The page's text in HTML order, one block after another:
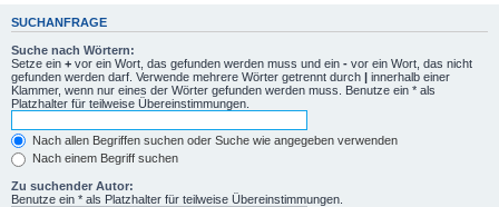
SUCHANFRAGE
Suche nach Wörtern:
Setze ein + vor ein Wort, das gefunden werden muss und ein - vor ein Wort, das nicht
gefunden werden darf. Verwende mehrere Wörter getrennt durch | innerhalb einer
Klammer, wenn nur eines der Wörter gefunden werden muss. Benutze ein * als
Platzhalter für teilweise Übereinstimmungen.
Nach allen Begriffen suchen oder Suche wie angegeben verwenden
Nach einem Begriff suchen
Zu suchender Autor:
Benutze ein * als Platzhalter für teilweise Übereinstimmungen.